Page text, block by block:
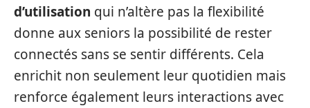
d’utilisation qui n’altère pas la flexibilité
donne aux seniors la possibilité de rester
connectés sans se sentir différents. Cela
enrichit non seulement leur quotidien mais
renforce également leurs interactions avec